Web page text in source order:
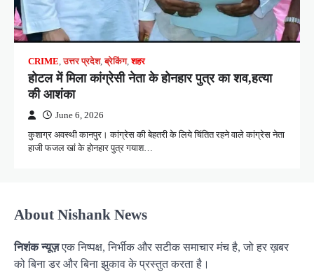
CRIME ,उत्तर प्रदेश,ब्रेकिंग,शहर
होटल में मिला कांग्रेसी नेता के होनहार पुत्र का शव,हत्या
की आशंका
June 6, 2026
कुशाग्र अवस्थी कानपुर। कांग्रेस की बेहतरी के लिये चिंतित रहने वाले कांग्रेस नेता
हाजी फजल खां के होनहार पुत्र गयाश…
About Nishank News
निशंक न्यूज़एक निष्पक्ष, निर्भीक और सटीक समाचार मंच है, जो हर ख़बर
को बिना डर और बिना झुकाव के प्रस्तुत करता है।